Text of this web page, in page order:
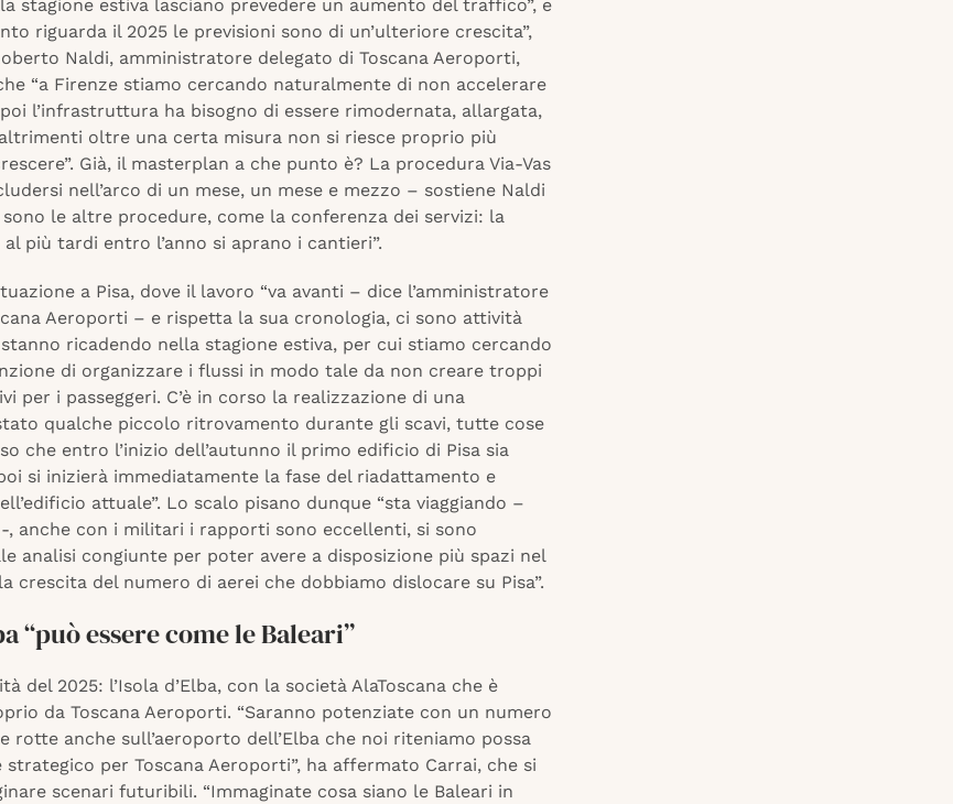
stagione estiva lasciano prevedere un aumento del traffico”, e
riguarda il 2025 le previsioni sono di un’ulteriore crescita”,
Naldi, amministratore delegato di Toscana Aeroporti,
“a Firenze stiamo cercando naturalmente di non accelerare
l’infrastruttura ha bisogno di essere rimodernata, allargata,
oltre una certa misura non si riesce proprio più
Già, il masterplan a che punto è? La procedura Via-Vas
nell’arco di un mese, un mese e mezzo – sostiene Naldi
le altre procedure, come la conferenza dei servizi: la
al più tardi entro l’anno si aprano i cantieri”.
a Pisa, dove il lavoro “va avanti – dice l’amministratore
Aeroporti – e rispetta la sua cronologia, ci sono attività
ricadendo nella stagione estiva, per cui stiamo cercando
di organizzare i flussi in modo tale da non creare troppi
per i passeggeri. C’è in corso la realizzazione di una
qualche piccolo ritrovamento durante gli scavi, tutte cose
che entro l’inizio dell’autunno il primo edificio di Pisa sia
si inizierà immediatamente la fase del riadattamento e
attuale”. Lo scalo pisano dunque “sta viaggiando –
-, anche con i militari i rapporti sono eccellenti, si sono
analisi congiunte per poter avere a disposizione più spazi nel
crescita del numero di aerei che dobbiamo dislocare su Pisa”.
“può essere come le Baleari”
del 2025: l’Isola d’Elba, con la società AlaToscana che è
da Toscana Aeroporti. “Saranno potenziate con un numero
rotte anche sull’aeroporto dell’Elba che noi riteniamo possa
strategico per Toscana Aeroporti”, ha affermato Carrai, che si
scenari futuribili. “Immaginate cosa siano le Baleari in